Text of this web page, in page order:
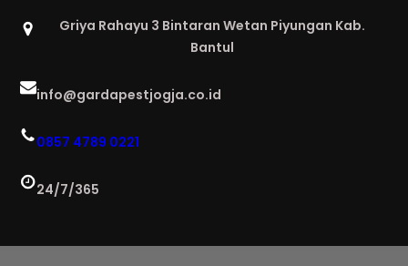
Griya Rahayu 3 Bintaran Wetan Piyungan Kab.
Bantul
info@gardapestjogja.co.id
0857 4789 0221
24/7/365